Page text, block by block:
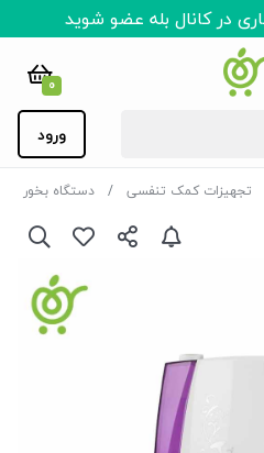
در کانال بله عضو شوید
0
ورود
تجهیزات کمک تنفسی دستگاه بخور